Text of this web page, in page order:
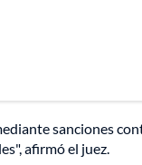
sanciones
afirmó el juez.